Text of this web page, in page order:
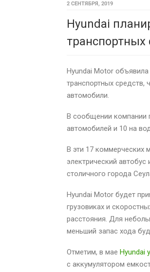
2 СЕНТЯБРЯ, 2019
Hyundai
транспортных
Hyundai Motor объявила
транспортных средств,
автомобили.
В сообщении компании
автомобилей и 10 на
В эти 17 коммерческих
электрический
столичного города
Hyundai Motor будет
грузовиках и
расстояния. Для
меньший запас хода
Отметим, в мае Hyundai
с аккумулятором